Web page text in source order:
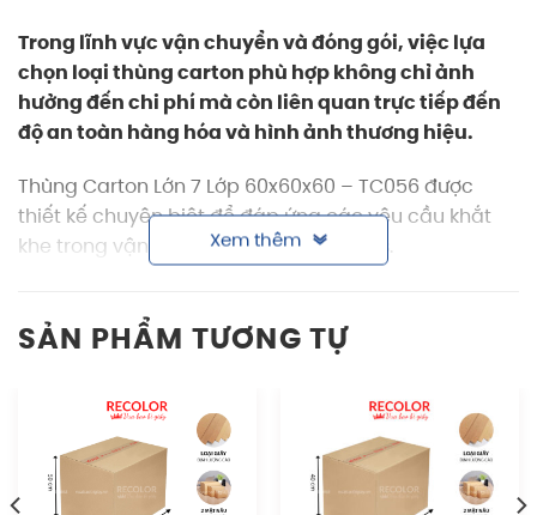
Trong lĩnh vực vận chuyển và đóng gói, việc lựa
chọn loạithùng carton phù hợp không chỉ ảnh
hưởng đến chi phí mà còn liên quan trực tiếp đến
độ an toàn hàng hóa và hình ảnh thương hiệu.
Thùng Carton Lớn 7 Lớp 60x60x60 – TC056 được
thiết kế chuyên biệt để đáp ứng các yêu cầu khắt
khe trong vận hành, lưu kho và logistics.
60x60x60
Sản phẩm sở hữu hình dáng tiêu chuẩn, dễ dàng
xếp chồng, vận chuyển và lưu trữ. Thích hợp cho cả
quy mô nhỏ lẫn doanh nghiệp lớn cần đóng gói
đồng bộ và chuyên nghiệp.
Xem thêm
SẢN PHẨM TƯƠNG TỰ